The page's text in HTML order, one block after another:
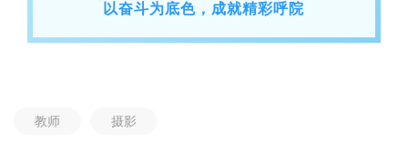
以奋斗为底色，成就精彩呼院
教师 摄影